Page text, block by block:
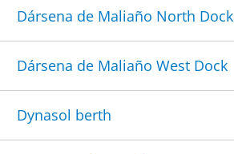
Dársena de Maliaño North Dock
Dársena de Maliaño West Dock
Dynasol berth